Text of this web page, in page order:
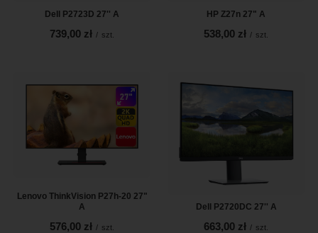
Dell P2723D 27'' A
739,00 zł / szt.
HP Z27n 27" A
538,00 zł / szt.
Lenovo ThinkVision P27h-20 27"
A
576,00 zł / szt.
Dell P2720DC 27'' A
663,00 zł / szt.